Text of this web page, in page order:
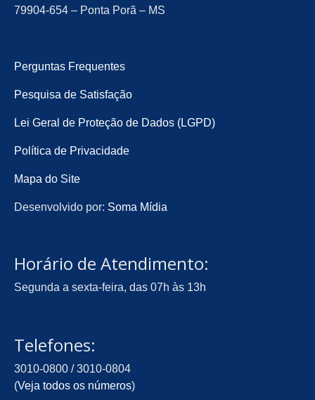
79904-654 – Ponta Porã – MS
Perguntas Frequentes
Pesquisa de Satisfação
Lei Geral de Proteção de Dados (LGPD)
Política de Privacidade
Mapa do Site
Desenvolvido por: Soma Mídia
Horário de Atendimento:
Segunda a sexta-feira, das 07h às 13h
Telefones:
3010-0800 / 3010-0804
(Veja todos os números)